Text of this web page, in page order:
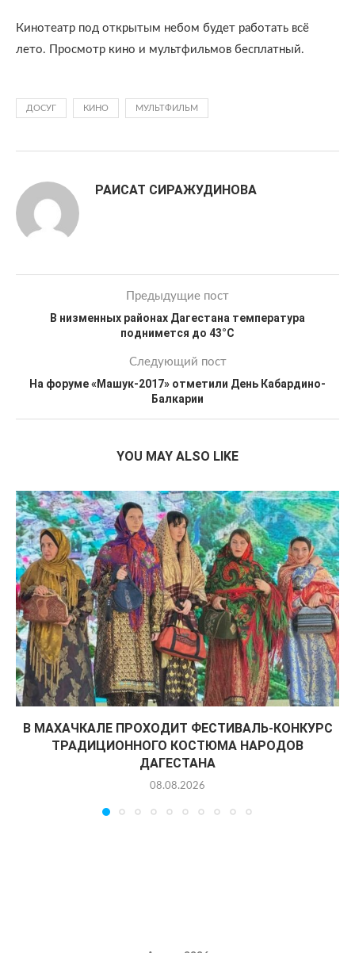
Кинотеатр под открытым небом будет работать всё
лето. Просмотр кино и мультфильмов бесплатный.
ДОСУГ КИНО МУЛЬТФИЛЬМ
РАИСАТ СИРАЖУДИНОВА
Предыдущие пост
В низменных районах Дагестана температура
поднимется до 43°С
Следующий пост
На форуме «Машук-2017» отметили День Кабардино-
Балкарии
YOU MAY ALSO LIKE
В МАХАЧКАЛЕ ПРОХОДИТ ФЕСТИВАЛЬ-КОНКУРС
ТРАДИЦИОННОГО КОСТЮМА НАРОДОВ
ДАГЕСТАНА
08.08.2026